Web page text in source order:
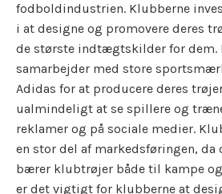
fodboldindustrien. Klubberne
i at designe og promovere deres
de største indtægtskilder for dem.
samarbejder med store
Adidas for at producere deres
ualmindeligt at se spillere og
reklamer og på sociale medier.
en stor del af markedsføringen, da
bærer klubtrøjer både til kampe
er det vigtigt for klubberne at